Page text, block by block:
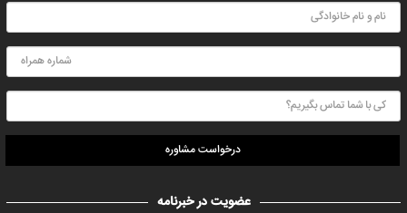
درخواست مشاوره
عضویت در خبرنامه